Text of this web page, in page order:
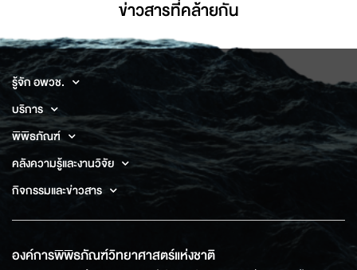
ข่าวสารที่่คล้ายกัน
รู้จัก อพวช.
บริการ
พิพิธภัณฑ์
คลังความรู้และงานวิจัย
กิจกรรมและข่าวสาร
องค์การพิพิธภัณฑ์วิทยาศาสตร์แห่งชาติ